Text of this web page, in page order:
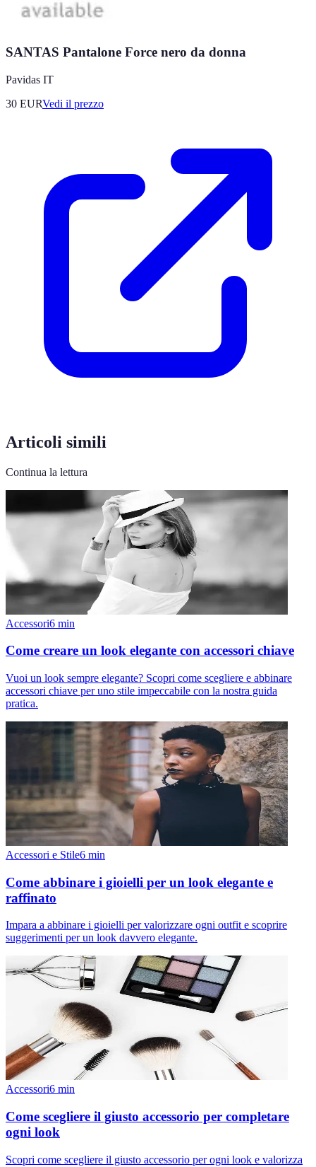
SANTAS Pantalone Force nero da donna
Pavidas IT
30 EURVedi il prezzo
Articoli simili
Continua la lettura
Accessori6 min
Come creare un look elegante con accessori chiave
Vuoi un look sempre elegante? Scopri come scegliere e abbinare
accessori chiave per uno stile impeccabile con la nostra guida
pratica.
Accessori e Stile6 min
Come abbinare i gioielli per un look elegante e
raffinato
Impara a abbinare i gioielli per valorizzare ogni outfit e scoprire
suggerimenti per un look davvero elegante.
Accessori6 min
Come scegliere il giusto accessorio per completare
ogni look
Scopri come scegliere il giusto accessorio per ogni look e valorizza